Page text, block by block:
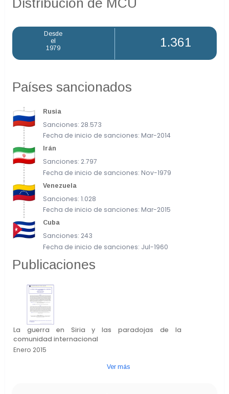
Desde
el
1979
1.361
Países sancionados
Rusia
Sanciones: 28.573
Fecha de inicio de sanciones: Mar-2014
Irán
Sanciones: 2.797
Fecha de inicio de sanciones: Nov-1979
Venezuela
Sanciones: 1.028
Fecha de inicio de sanciones: Mar-2015
Cuba
Sanciones: 243
Fecha de inicio de sanciones: Jul-1960
Publicaciones
La guerra en Siria y las paradojas de la
comunidad internacional
Enero 2015
Ver más